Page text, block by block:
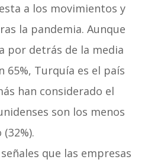
a los movimientos y
la pandemia. Aunque
por detrás de la media
65%, Turquía es el país
han considerado el
son los menos
que las empresas